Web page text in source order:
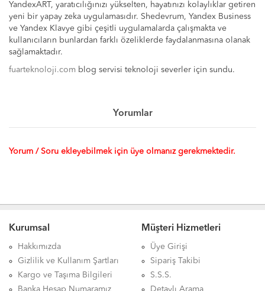
YandexART, yaratıcılığınızı yükselten, hayatınızı kolaylıklar getiren
yeni bir yapay zeka uygulamasıdır. Shedevrum, Yandex Business
ve Yandex Klavye gibi çeşitli uygulamalarda çalışmakta ve
kullanıcıların bunlardan farklı özeliklerde faydalanmasına olanak
sağlamaktadır.
fuarteknoloji.com blog servisi teknoloji severler için sundu.
Yorumlar
Yorum / Soru ekleyebilmek için üye olmanız gerekmektedir.
Kurumsal
Hakkımızda
Gizlilik ve Kullanım Şartları
Kargo ve Taşıma Bilgileri
Banka Hesap Numaramız
Müşteri Hizmetleri
Üye Girişi
Sipariş Takibi
S.S.S.
Detaylı Arama